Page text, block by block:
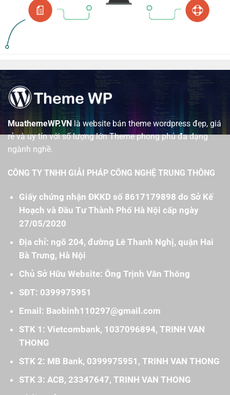
MuathemeWP.VNlà website bán theme wordpress đẹp, giá
rẻ và uy tín với số lượng lớn Theme phong phú đa dạng
ngành nghề.
CÔNG TY TNHH GIẢI PHÁP CÔNG NGHỆ TRUNG THÔNG
Giấy chứng nhận ĐKKD số 8617179898 do Sở Kế
Hoạch và Đầu Tư Thành Phố Hà Nội cấp ngày
27/05/2020
Địa chỉ: ngõ 204, đường Lê Thanh Nghị, quận Hai
Bà Trưng, Hà Nội
Chủ Sở Hữu Website: Ông Trịnh Văn Thông
SĐT: 0399975951
Email: Baobinh110297@gmail.com
STK 1: Vietcombank, 1037096894, TRINH VAN
THONG
STK 2: MB Bank, 0399975951, TRINH VAN THONG
STK 3: ACB, 23347647, TRINH VAN THONG